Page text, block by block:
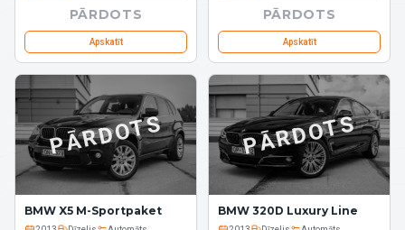
PĀRDOTS
Apskatīt
PĀRDOTS
Apskatīt
PĀRDOTS
BMW X5 M-Sportpaket
PĀRDOTS
BMW 320D Luxury Line